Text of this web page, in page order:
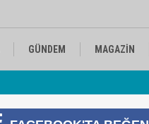
GÜNDEM MAGAZİN